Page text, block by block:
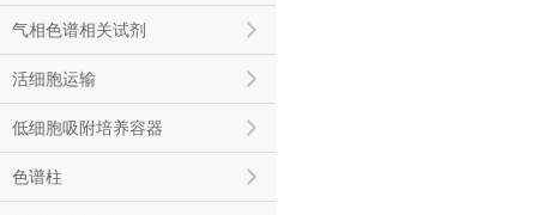
气相色谱相关试剂
活细胞运输
低细胞吸附培养容器
色谱柱